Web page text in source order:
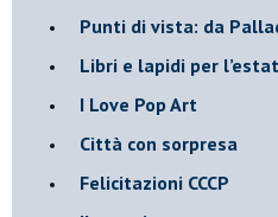
Punti di vista: da
​Libri e lapidi per
​I Love Pop Art
Città con sorpresa
Felicitazioni CCCP